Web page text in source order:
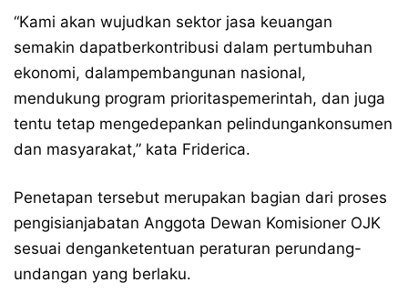
“Kami akan wujudkan sektor jasa keuangan
semakin dapatberkontribusi dalam pertumbuhan
ekonomi, dalampembangunan nasional,
mendukung program prioritaspemerintah, dan juga
tentu tetap mengedepankan pelindungankonsumen
dan masyarakat,” kata Friderica.
Penetapan tersebut merupakan bagian dari proses
pengisianjabatan Anggota Dewan Komisioner OJK
sesuai denganketentuan peraturan perundang-
undangan yang berlaku.